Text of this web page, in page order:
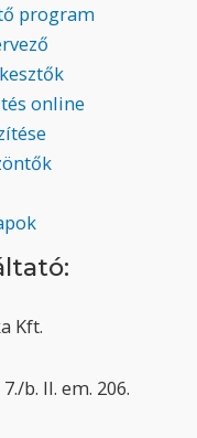
program
online
Kft.
b. II. em. 206.